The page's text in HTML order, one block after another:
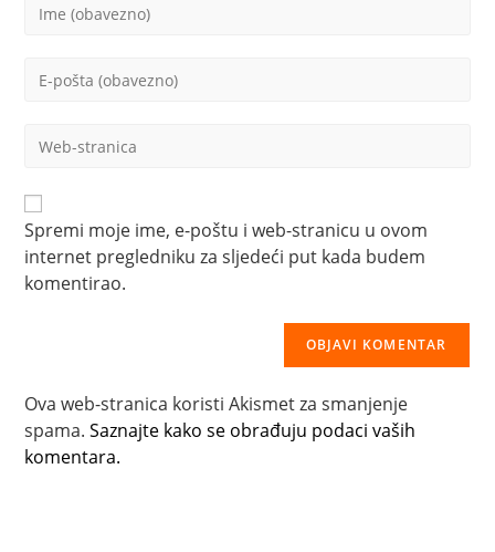
vaše
korisničko
za
svoju
adresu
svoju
(opcionalno)
Spremi moje ime, e-poštu i web-stranicu u ovom
internet pregledniku za sljedeći put kada budem
komentirao.
Ova web-stranica koristi Akismet za smanjenje
spama.Saznajte kako se obrađuju podaci vaših
komentara.